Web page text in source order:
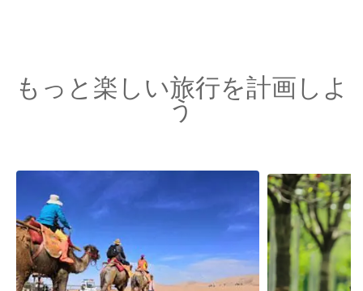
もっと楽しい旅行を計画しよ
う